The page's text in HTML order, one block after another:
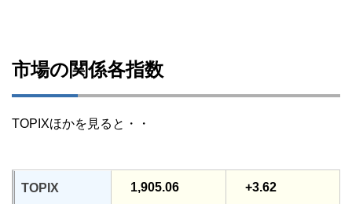
市場の関係各指数
TOPIXほかを見ると・・
TOPIX 1,905.06 +3.62